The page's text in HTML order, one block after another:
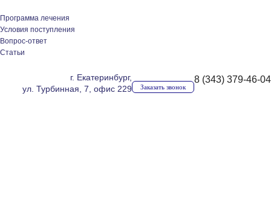
Программа лечения
Условия поступления
Вопрос-ответ
Статьи
8 (343) 379-46-04
Заказать звонок
г. Екатеринбург,
ул. Турбинная, 7, офис 229